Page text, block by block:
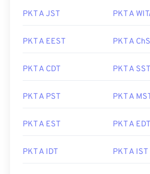
PKT A JST PKT A
PKT A EEST PKT A
PKT A CDT PKT A SST
PKT A PST PKT A
PKT A EST PKT A EDT
PKT A IDT PKT A IST